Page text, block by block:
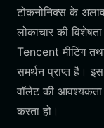
टोकनोनिक्स के
लोकाचार की
Tencent मीटिंग
समर्थन प्राप्त है।
वॉलेट की आवश्यकता
करता हो।